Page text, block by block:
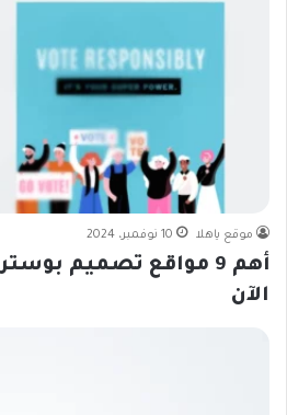
موقع ياهلا 10 نوفمبر، 2024
أهم 9 مواقع تصميم
الآن